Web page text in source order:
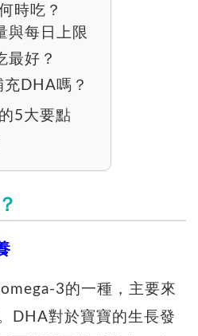
時吃？
與每日上限
最好？
DHA嗎？
5大要點
3的一種，主要來
DHA對於寶寶的生長發